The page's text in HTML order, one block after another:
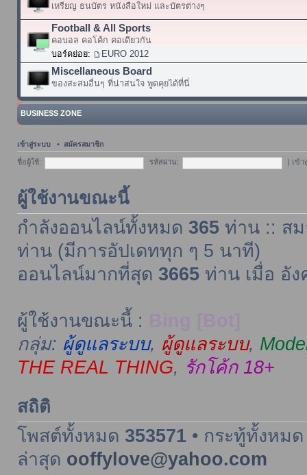
เหรียญ ธนบัตร หนังสือใหม่ และบัตรต่างๆ
Football & All Sports
คอบอล คอโค้ก คอเดียวกัน
บอร์ดย่อย:
EURO 2012
Miscellaneous Board
ของสะสมอื่นๆ ที่น่าสนใจ พูดคุยได้ที่นี่
BUSINESS ZONE
เข้าสู่ระบบ • สมัครสมาชิก
ชื่อผู้ใช้: รหัสผ่าน: เข้
ผู้ใช้งานขณะนี้
กำลังออนไลน์ทั้งหมด 365ท่าน :: สม
ท่าน (มีการอัปเดททุก ๆ 5 นาที)
ออนไลน์มากที่สุด 3665ท่าน เมื่อ อัง
ผู้ใช้งานขณะนี้ :
กลุ่ม: ผู้ดูแลระบบ, ผู้ดูแลระบบ,
THE REAL THING, รักโค้ก 18+
สถิติ
โพสต์ทั้งหมด 353571• กระทู้ทั้งหม
ล่าสุด ooffylove@yahoo.com